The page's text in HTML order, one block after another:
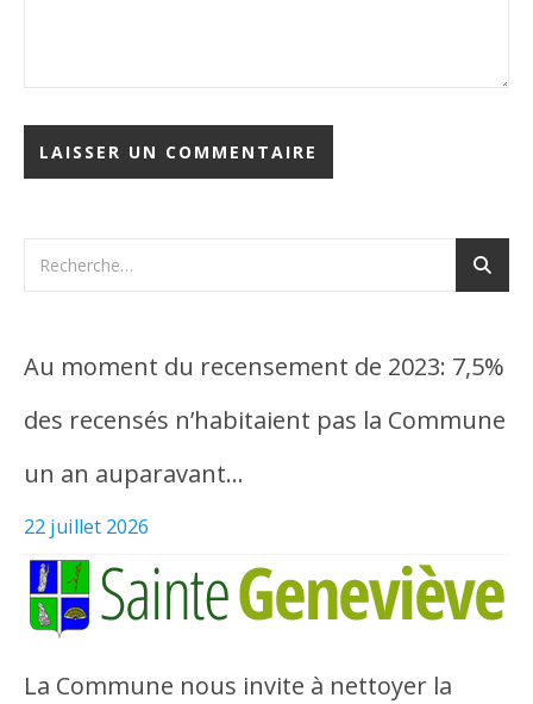
Au moment du recensement de 2023: 7,5%
des recensés n’habitaient pas la Commune
un an auparavant…
22 juillet 2026
La Commune nous invite à nettoyer la